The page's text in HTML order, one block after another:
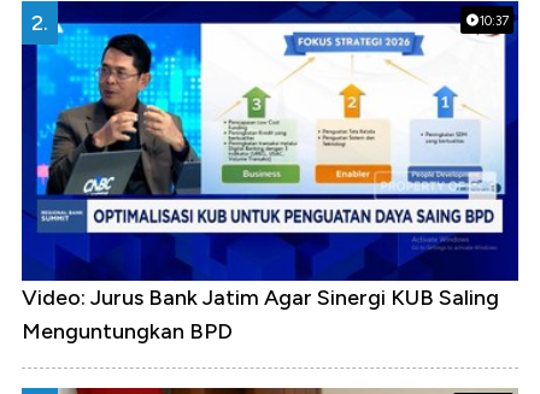
10:37
2.
Video: Jurus Bank Jatim Agar Sinergi KUB Saling
Menguntungkan BPD